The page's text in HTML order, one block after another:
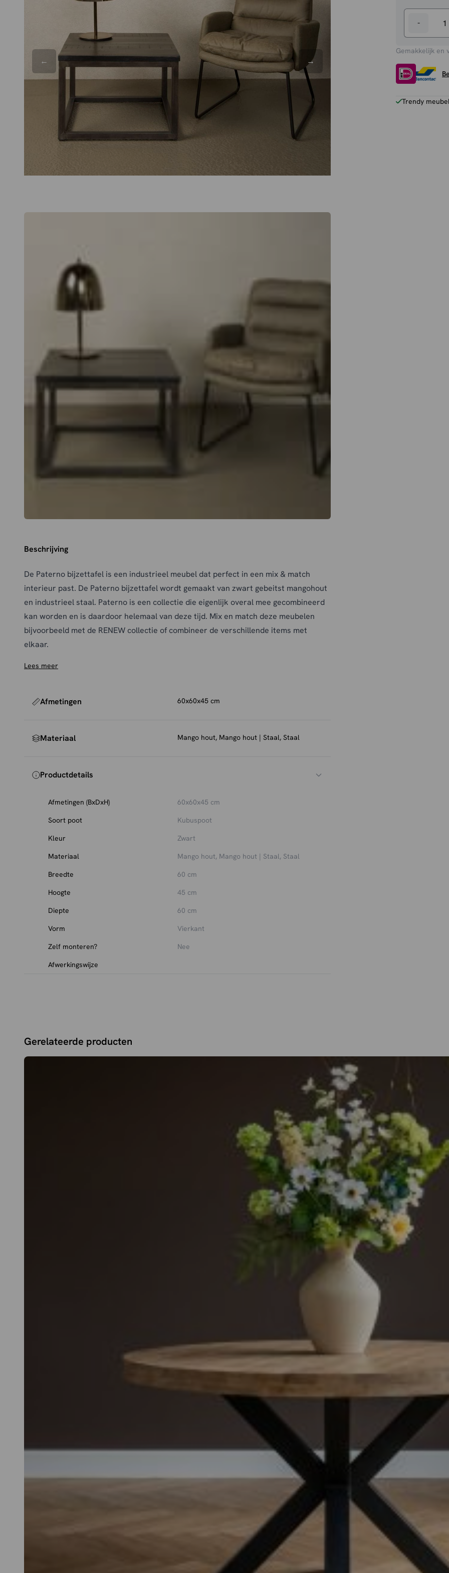
-
Bijzettafel
Paterno
aantal
Gemakkelijk en
Trendy
Beschrijving
De Paterno bijzettafel is een industrieel meubel dat perfect in een mix & match
interieur past. De Paterno bijzettafel wordt gemaakt van zwart gebeitst mangohout
en industrieel staal. Paterno is een collectie die eigenlijk overal mee gecombineerd
kan worden en is daardoor helemaal van deze tijd. Mix en match deze meubelen
bijvoorbeeld met de RENEW collectie of combineer de verschillende items met
elkaar.
Lees meer
Afmetingen 60x60x45 cm
Materiaal Mango hout, Mango hout | Staal, Staal
Productdetails
Afmetingen (BxDxH)
60x60x45 cm
Soort poot
Kubuspoot
Kleur
Zwart
Materiaal
Mango hout, Mango hout | Staal, Staal
Breedte
60 cm
Hoogte
45 cm
Diepte
60 cm
Vorm
Vierkant
Zelf monteren?
Nee
Afwerkingswijze
Gerelateerde producten